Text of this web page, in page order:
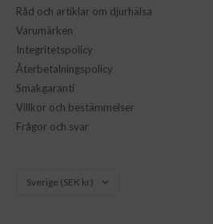
Råd och artiklar om djurhälsa
Varumärken
Integritetspolicy
Återbetalningspolicy
Smakgaranti
Villkor och bestämmelser
Frågor och svar
Land/Region Sverige (SEK kr)